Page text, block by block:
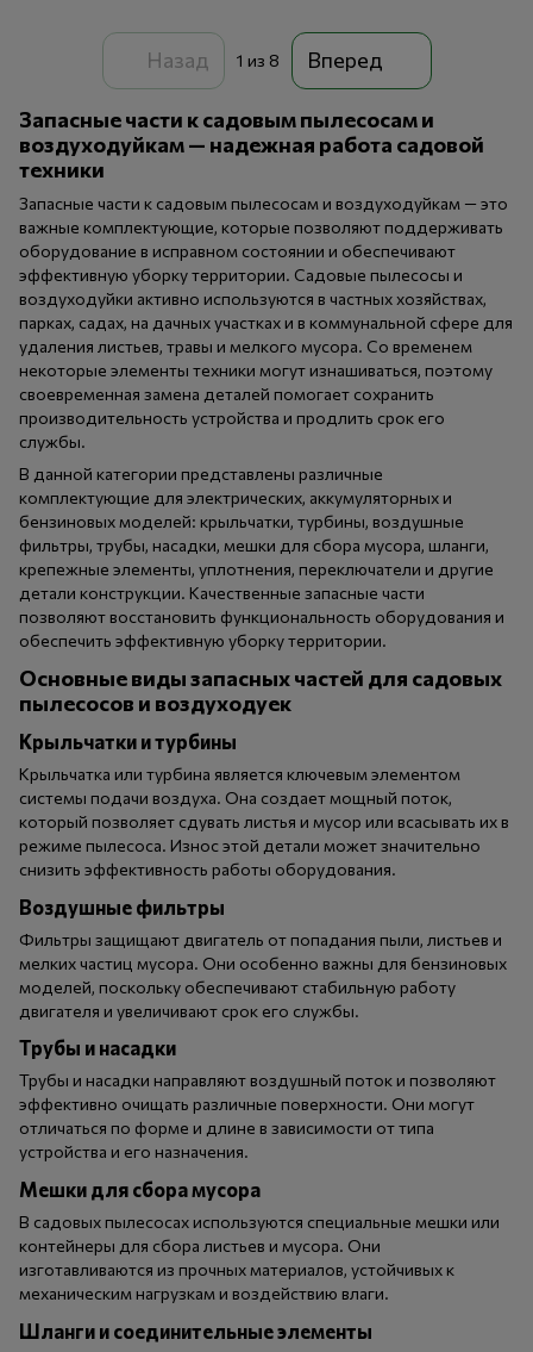
Назад 1 из 8 Вперед
Запасные части к садовым пылесосам и
воздуходуйкам — надежная работа садовой
техники
Запасные части к садовым пылесосам и воздуходуйкам — это
важные комплектующие, которые позволяют поддерживать
оборудование в исправном состоянии и обеспечивают
эффективную уборку территории. Садовые пылесосы и
воздуходуйки активно используются в частных хозяйствах,
парках, садах, на дачных участках и в коммунальной сфере для
удаления листьев, травы и мелкого мусора. Со временем
некоторые элементы техники могут изнашиваться, поэтому
своевременная замена деталей помогает сохранить
производительность устройства и продлить срок его
службы.
В данной категории представлены различные
комплектующие для электрических, аккумуляторных и
бензиновых моделей: крыльчатки, турбины, воздушные
фильтры, трубы, насадки, мешки для сбора мусора, шланги,
крепежные элементы, уплотнения, переключатели и другие
детали конструкции. Качественные запасные части
позволяют восстановить функциональность оборудования и
обеспечить эффективную уборку территории.
Основные виды запасных частей для садовых
пылесосов и воздуходуек
Крыльчатки и турбины
Крыльчатка или турбина является ключевым элементом
системы подачи воздуха. Она создает мощный поток,
который позволяет сдувать листья и мусор или всасывать их в
режиме пылесоса. Износ этой детали может значительно
снизить эффективность работы оборудования.
Воздушные фильтры
Фильтры защищают двигатель от попадания пыли, листьев и
мелких частиц мусора. Они особенно важны для бензиновых
моделей, поскольку обеспечивают стабильную работу
двигателя и увеличивают срок его службы.
Трубы и насадки
Трубы и насадки направляют воздушный поток и позволяют
эффективно очищать различные поверхности. Они могут
отличаться по форме и длине в зависимости от типа
устройства и его назначения.
Мешки для сбора мусора
В садовых пылесосах используются специальные мешки или
контейнеры для сбора листьев и мусора. Они
изготавливаются из прочных материалов, устойчивых к
механическим нагрузкам и воздействию влаги.
Шланги и соединительные элементы